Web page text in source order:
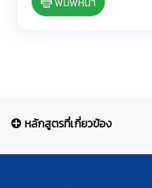
หลักสูตรที่เกี่ยวข้อง